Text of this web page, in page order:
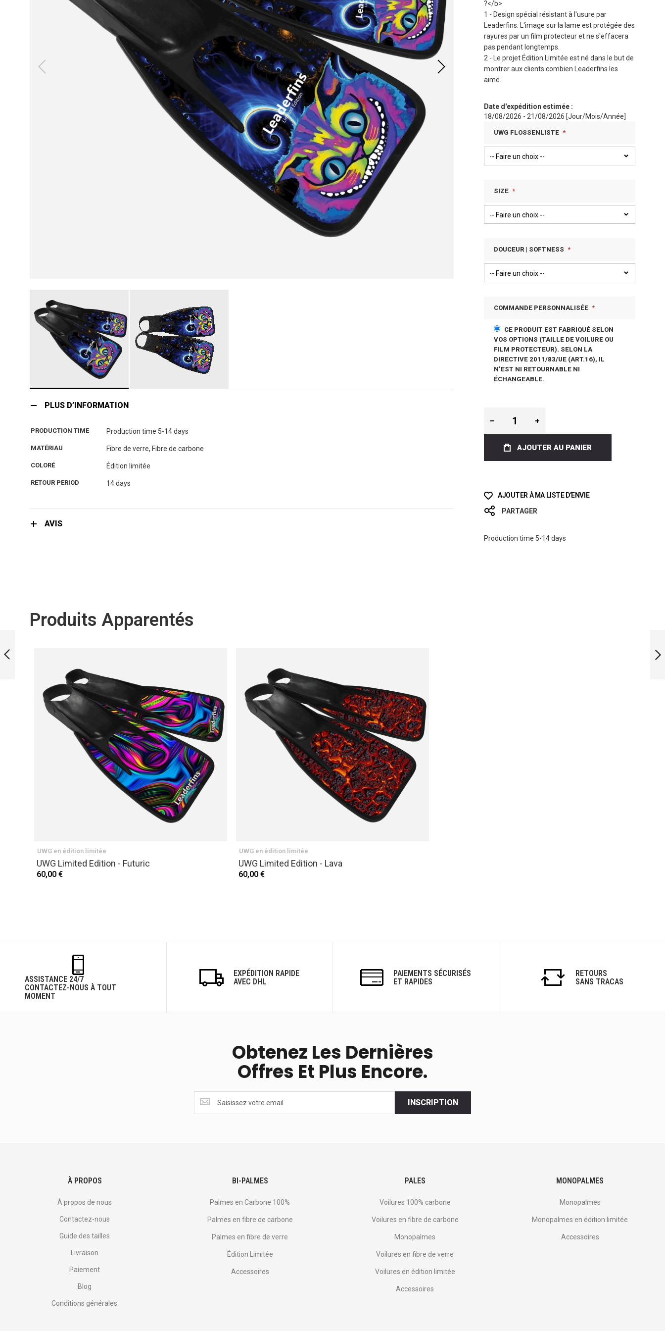
to
of
gallery
PLUS D’INFORMATION
PRODUCTION TIME Production time 5-14 days
MATÉRIAU Fibre de verre, Fibre de carbone
COLORÉ Édition limitée
RETOUR PERIOD 14 days
AVIS
?</b>
1 - Design spécial résistant à l'usure par
Leaderfins. L'image sur la lame est protégée des
rayures par un film protecteur et ne s'effacera
pas pendant longtemps.
2 - Le projet Édition Limitée est né dans le but de
montrer aux clients combien Leaderfins les
aime.
Date d'expédition estimée :
18/08/2026 - 21/08/2026 [Jour/Mois/Année]
UWG FLOSSENLISTE
SIZE
DOUCEUR | SOFTNESS
COMMANDE PERSONNALISÉE
CE PRODUIT EST FABRIQUÉ SELON
VOS OPTIONS (TAILLE DE VOILURE OU
FILM PROTECTEUR). SELON LA
DIRECTIVE 2011/83/UE (ART.16), IL
N’EST NI RETOURNABLE NI
ÉCHANGEABLE.
AJOUTER AU PANIER
AJOUTER À MA LISTE D’ENVIE
PARTAGER
Production time 5-14 days
Produits Apparentés
UWG en édition limitée
UWG Limited Edition - Futuric
60,00 €
UWG en édition limitée
UWG Limited Edition - Lava
60,00 €
ASSISTANCE 24/7
CONTACTEZ-NOUS À TOUT
MOMENT
EXPÉDITION RAPIDE
AVEC DHL
PAIEMENTS SÉCURISÉS
ET RAPIDES
RETOURS
SANS TRACAS
Obtenez Les Dernières
Offres Et Plus Encore.
les
dernières
INSCRIPTION
À PROPOS
À propos de nous
Contactez-nous
Guide des tailles
Livraison
Paiement
Blog
Conditions générales
BI-PALMES
Palmes en Carbone 100%
Palmes en fibre de carbone
Palmes en fibre de verre
Édition Limitée
Accessoires
PALES
Voilures 100% carbone
Voilures en fibre de carbone
Monopalmes
Voilures en fibre de verre
Voilures en édition limitée
Accessoires
MONOPALMES
Monopalmes
Monopalmes en édition limitée
Accessoires